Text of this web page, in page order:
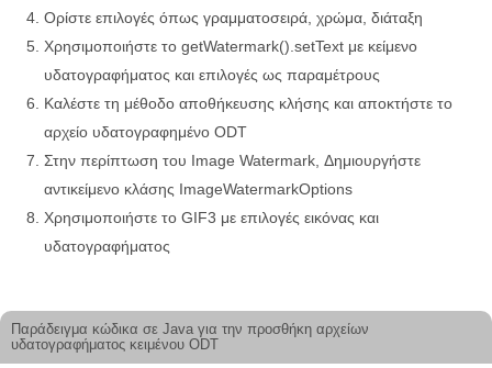
Ορίστε επιλογές όπως γραμματοσειρά, χρώμα, διάταξη
Χρησιμοποιήστε το getWatermark().setText με κείμενο
υδατογραφήματος και επιλογές ως παραμέτρους
Καλέστε τη μέθοδο αποθήκευσης κλήσης και αποκτήστε το
αρχείο υδατογραφημένο ODT
Στην περίπτωση του Image Watermark, Δημιουργήστε
αντικείμενο κλάσης ImageWatermarkOptions
Χρησιμοποιήστε το GIF3 με επιλογές εικόνας και
υδατογραφήματος
Παράδειγμα κώδικα σε Java για την προσθήκη αρχείων
υδατογραφήματος κειμένου ODT